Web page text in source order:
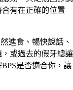
有在正確的位置
進食、暢快說話、
或過去的假牙總讓
是否適合你，讓